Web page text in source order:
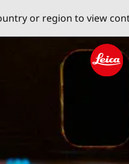
or region to view